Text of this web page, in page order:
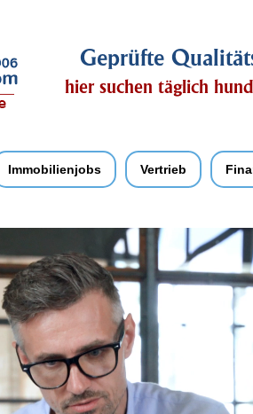
Geprüfte
hier suchen täglich
Immobilienjobs Vertrieb